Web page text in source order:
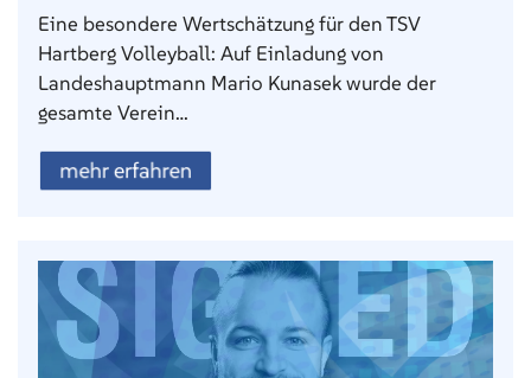
Eine besondere Wertschätzung für den TSV
Hartberg Volleyball: Auf Einladung von
Landeshauptmann Mario Kunasek wurde der
gesamte Verein…
mehr erfahren